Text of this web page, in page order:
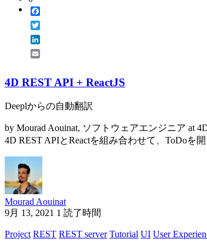
4D REST API + ReactJS
Deeplからの自動翻訳
by Mourad Aouinat, ソフトウェアエンジニア at
4D REST APIとReactを組み合わせて、ToDoを
Mourad Aouinat
9月 13, 2021 1 読了時間
Project REST REST server Tutorial UI User